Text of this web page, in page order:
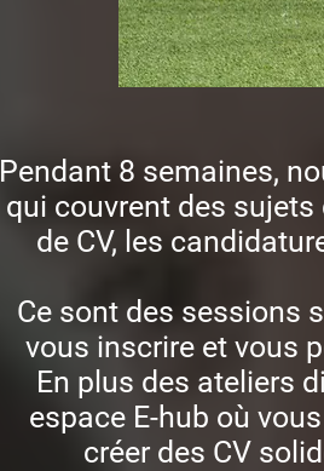
Pendant 8 semaines,
qui couvrent des
de CV, les
Ce sont des sessions
vous inscrire et vous
En plus des ateliers
espace E-hub où
créer des CV